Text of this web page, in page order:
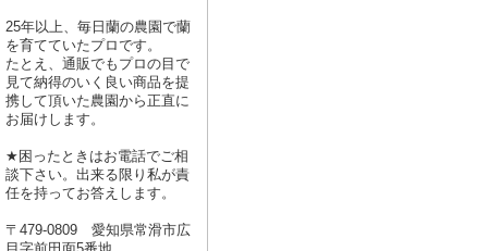
25年以上、毎日蘭の農園で蘭
を育てていたプロです。
たとえ、通販でもプロの目で
見て納得のいく良い商品を提
携して頂いた農園から正直に
お届けします。
★困ったときはお電話でご相
談下さい。出来る限り私が責
任を持ってお答えします。
〒479-0809 愛知県常滑市広